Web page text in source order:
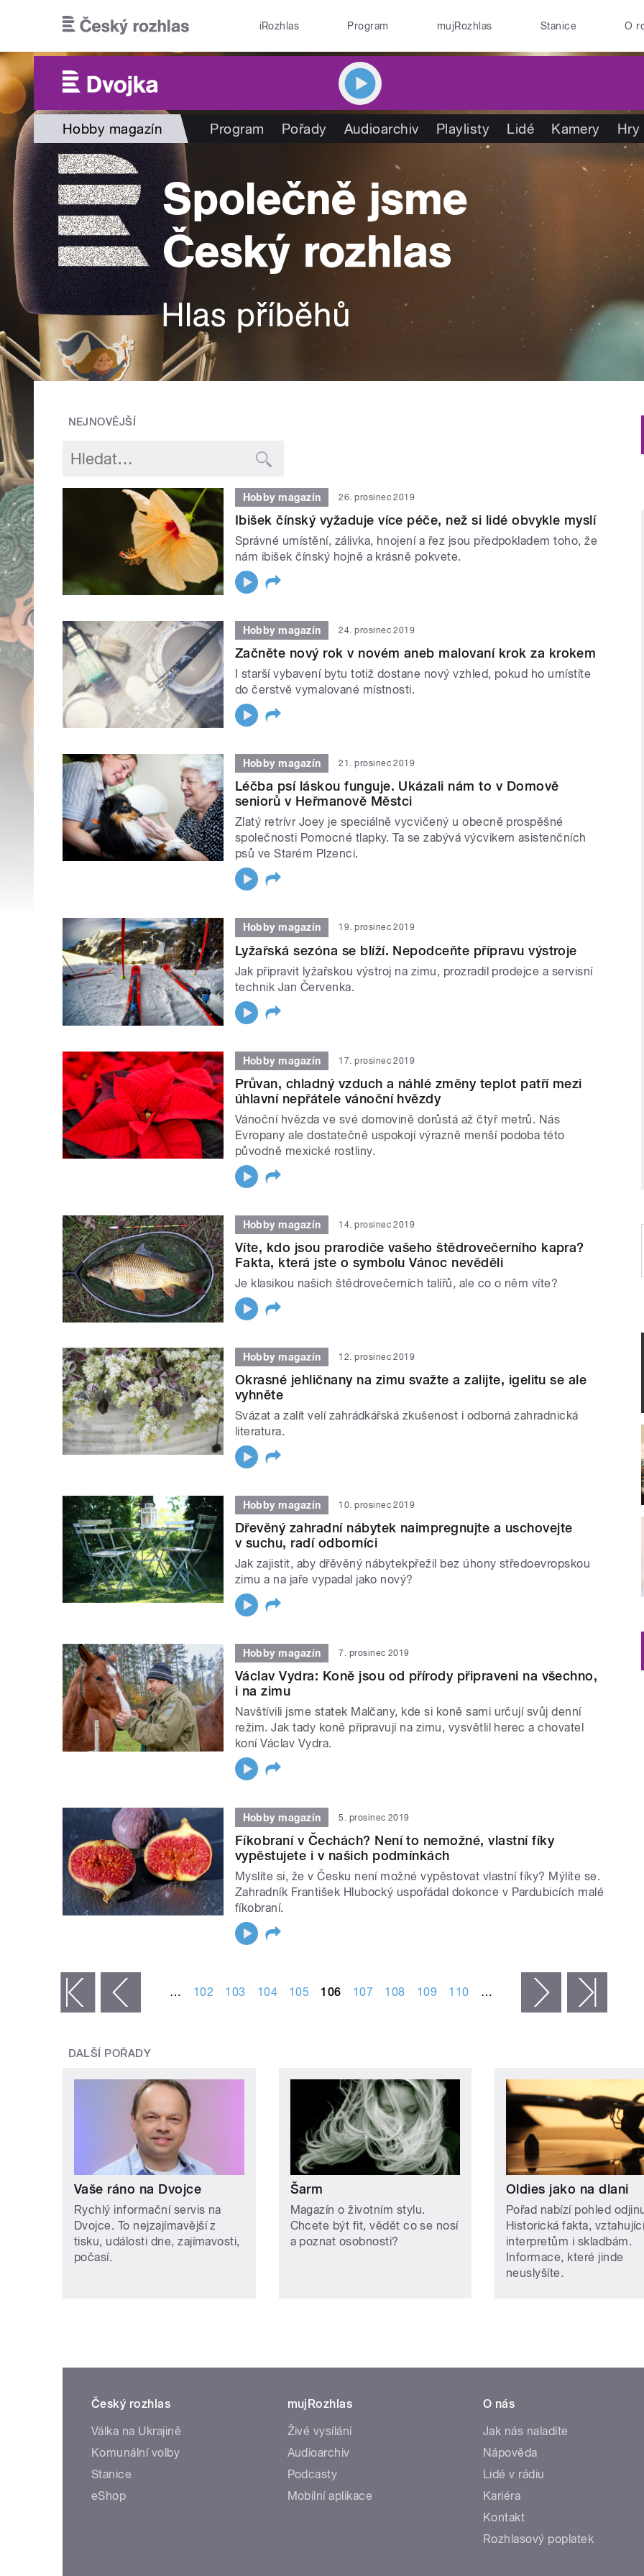
iRozhlas Program mujRozhlas Stanice O
Hobby magazín Program Pořady Audioarchiv Playlisty Lidé Kamery Hry
NEJNOVĚJŠÍ
Hobby magazín 26. prosinec 2019
Ibišek čínský vyžaduje více péče, než si lidé obvykle myslí
Správné umístění, zálivka, hnojení a řez jsou předpokladem toho, že
nám ibišek čínský hojně a krásně pokvete.
Hobby magazín 24. prosinec 2019
Začněte nový rok v novém aneb malovaní krok za krokem
I starší vybavení bytu totiž dostane nový vzhled, pokud ho umístíte
do čerstvě vymalované místnosti.
Hobby magazín 21. prosinec 2019
Léčba psí láskou funguje. Ukázali nám to v Domově
seniorů v Heřmanově Městci
Zlatý retrívr Joey je speciálně vycvičený u obecně prospěšné
společnosti Pomocné tlapky. Ta se zabývá výcvikem asistenčních
psů ve Starém Plzenci.
Hobby magazín 19. prosinec 2019
Lyžařská sezóna se blíží. Nepodceňte přípravu výstroje
Jak připravit lyžařskou výstroj na zimu, prozradil prodejce a servisní
technik Jan Červenka.
Hobby magazín 17. prosinec 2019
Průvan, chladný vzduch a náhlé změny teplot patří mezi
úhlavní nepřátele vánoční hvězdy
Vánoční hvězda ve své domovině dorůstá až čtyř metrů. Nás
Evropany ale dostatečně uspokojí výrazně menší podoba této
původně mexické rostliny.
Hobby magazín 14. prosinec 2019
Víte, kdo jsou prarodiče vašeho štědrovečerního kapra?
Fakta, která jste o symbolu Vánoc nevěděli
Je klasikou našich štědrovečerních talířů, ale co o něm víte?
Hobby magazín 12. prosinec 2019
Okrasné jehličnany na zimu svažte a zalijte, igelitu se ale
vyhněte
Svázat a zalít velí zahrádkářská zkušenost i odborná zahradnická
literatura.
Hobby magazín 10. prosinec 2019
Dřevěný zahradní nábytek naimpregnujte a uschovejte
v suchu, radí odborníci
Jak zajistit, aby dřěvěný nábytekpřežil bez úhony středoevropskou
zimu a na jaře vypadal jako nový?
Hobby magazín 7. prosinec 2019
Václav Vydra: Koně jsou od přírody připraveni na všechno,
i na zimu
Navštívili jsme statek Malčany, kde si koně sami určují svůj denní
režim. Jak tady koně připravují na zimu, vysvětlil herec a chovatel
koní Václav Vydra.
Hobby magazín 5. prosinec 2019
Fíkobraní v Čechách? Není to nemožné, vlastní fíky
vypěstujete i v našich podmínkách
Myslíte si, že v Česku není možné vypěstovat vlastní fíky? Mýlíte se.
Zahradník František Hlubocký uspořádal dokonce v Pardubicích malé
fíkobraní.
‹ předchozí … 102 103 104 105 106 107 108 109 110 … následující ›
DALŠÍ POŘADY
Vaše ráno na Dvojce
Rychlý informační servis na
Dvojce. To nejzajímavější z
tisku, události dne, zajímavosti,
počasí.
Šarm
Magazín o životním stylu.
Chcete být fit, vědět co se nosí
a poznat osobnosti?
Oldies jako na dlani
Pořad nabízí pohled
Historická fakta,
interpretům i skladbám.
Informace, které jinde
neuslyšíte.
Český rozhlas
Válka na Ukrajině
Komunální volby
Stanice
eShop
mujRozhlas
Živé vysílání
Audioarchiv
Podcasty
Mobilní aplikace
O nás
Jak nás naladíte
Nápověda
Lidé v rádiu
Kariéra
Kontakt
Rozhlasový poplatek